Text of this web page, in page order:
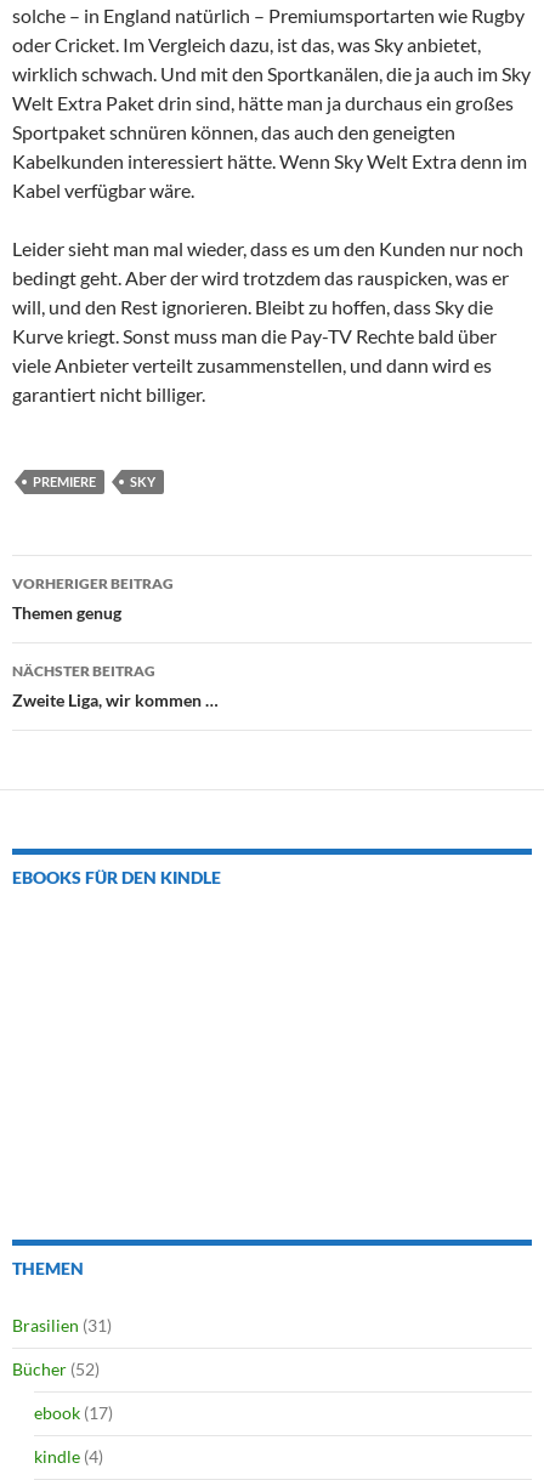
solche – in England natürlich – Premiumsportarten wie Rugby
oder Cricket. Im Vergleich dazu, ist das, was Sky anbietet,
wirklich schwach. Und mit den Sportkanälen, die ja auch im Sky
Welt Extra Paket drin sind, hätte man ja durchaus ein großes
Sportpaket schnüren können, das auch den geneigten
Kabelkunden interessiert hätte. Wenn Sky Welt Extra denn im
Kabel verfügbar wäre.
Leider sieht man mal wieder, dass es um den Kunden nur noch
bedingt geht. Aber der wird trotzdem das rauspicken, was er
will, und den Rest ignorieren. Bleibt zu hoffen, dass Sky die
Kurve kriegt. Sonst muss man die Pay-TV Rechte bald über
viele Anbieter verteilt zusammenstellen, und dann wird es
garantiert nicht billiger.
PREMIERE SKY
Beitrags-
Navigation
VORHERIGER BEITRAG
Themen genug
NÄCHSTER BEITRAG
Zweite Liga, wir kommen …
EBOOKS FÜR DEN KINDLE
THEMEN
Brasilien (31)
Bücher (52)
ebook (17)
kindle (4)